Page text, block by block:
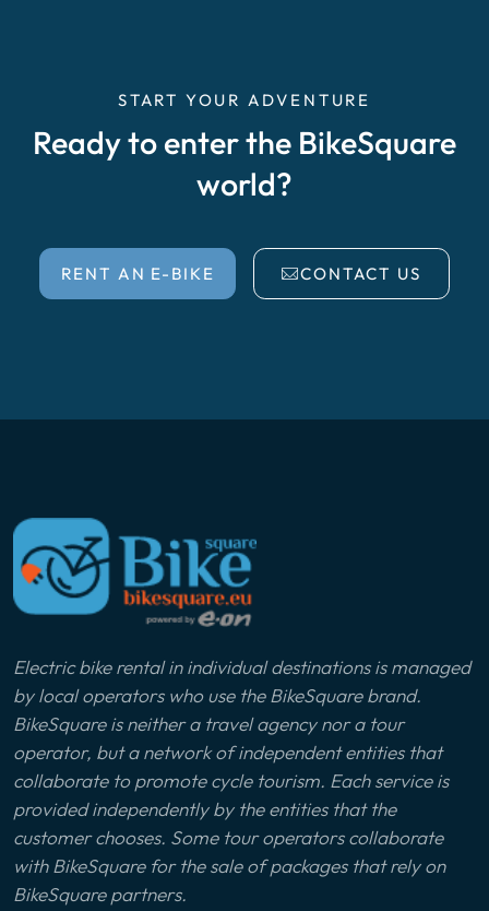
START YOUR ADVENTURE
Ready to enter the BikeSquare
world?
RENT AN E-BIKE CONTACT US
Electric bike rental in individual destinations is managed
by local operators who use the BikeSquare brand.
BikeSquare is neither a travel agency nor a tour
operator, but a network of independent entities that
collaborate to promote cycle tourism. Each service is
provided independently by the entities that the
customer chooses. Some tour operators collaborate
with BikeSquare for the sale of packages that rely on
BikeSquare partners.